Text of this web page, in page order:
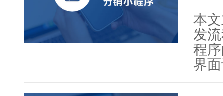
本
发
程
界